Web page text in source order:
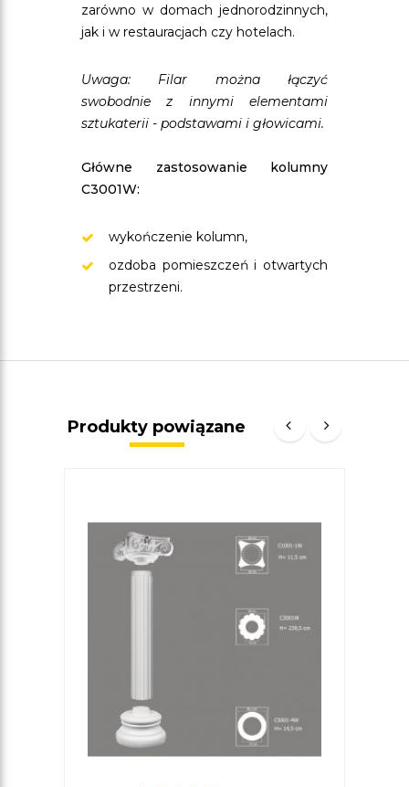
zarówno w domach jednorodzinnych,
jak i w restauracjach czy hotelach.
Uwaga: Filar można łączyć
swobodnie z innymi elementami
sztukaterii - podstawami i głowicami.
Główne zastosowanie kolumny
C3001W:
wykończenie kolumn,
ozdoba pomieszczeń i otwartych
przestrzeni.
Produkty powiązane